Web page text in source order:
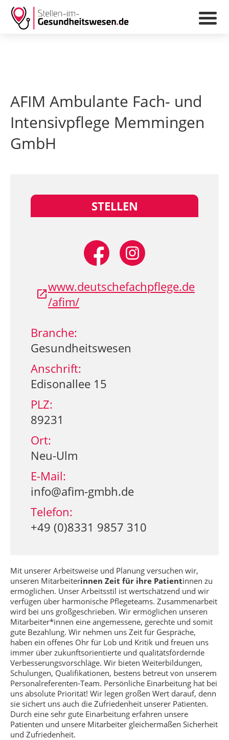
AFIM Ambulante Fach- und
Intensivpflege Memmingen
GmbH
Mit unserer Arbeitsweise und Planung versuchen wir,
unseren Mitarbeiterinnen Zeit für ihre Patientinnen zu
ermöglichen. Unser Arbeitsstil ist wertschätzend und wir
verfügen über harmonische Pflegeteams. Zusammenarbeit
wird bei uns großgeschrieben. Wir ermöglichen unseren
Mitarbeiter*innen eine angemessene, gerechte und somit
gute Bezahlung. Wir nehmen uns Zeit für Gespräche,
haben ein offenes Ohr für Lob und Kritik und freuen uns
immer über zukunftsorientierte und qualitätsfördernde
Verbesserungsvorschläge. Wir bieten Weiterbildungen,
Schulungen, Qualifikationen, bestens betreut von unserem
Personalreferenten-Team. Persönliche Einarbeitung hat bei
uns absolute Priorität! Wir legen großen Wert darauf, denn
sie sichert uns auch die Zufriedenheit unserer Patienten.
Durch eine sehr gute Einarbeitung erfahren unsere
Patienten und unsere Mitarbeiter gleichermaßen Sicherheit
und Zufriedenheit.
STELLEN
www.deutschefachpflege.de
/afim/
Branche:
Gesundheitswesen
Anschrift:
Edisonallee 15
PLZ:
89231
Ort:
Neu-Ulm
E-Mail:
info@afim-gmbh.de
Telefon:
+49 (0)8331 9857 310